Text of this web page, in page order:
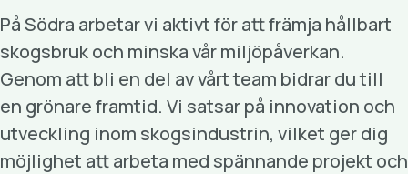
På Södra arbetar vi aktivt för att främja hållbart
skogsbruk och minska vår miljöpåverkan.
Genom att bli en del av vårt team bidrar du till
en grönare framtid. Vi satsar på innovation och
utveckling inom skogsindustrin, vilket ger dig
möjlighet att arbeta med spännande projekt och